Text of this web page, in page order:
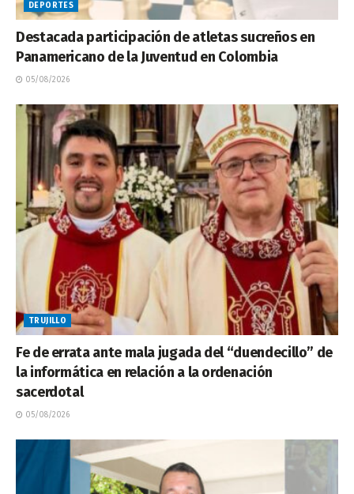
DEPORTES
Destacada participación de atletas sucreños en
Panamericano de la Juventud en Colombia
05/08/2026
TRUJILLO
Fe de errata ante mala jugada del “duendecillo” de
la informática en relación a la ordenación
sacerdotal
05/08/2026